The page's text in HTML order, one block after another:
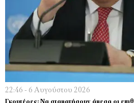
22:46 - 6 Αυγούστου 2026